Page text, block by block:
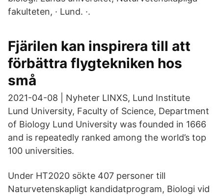
fakulteten, · Lund. ·.
Fjärilen kan inspirera till att
förbättra flygtekniken hos
små
2021-04-08 | Nyheter LINXS, Lund Institute
Lund University, Faculty of Science, Department
of Biology Lund University was founded in 1666
and is repeatedly ranked among the world’s top
100 universities.
Under HT2020 sökte 407 personer till
Naturvetenskapligt kandidatprogram, Biologi vid